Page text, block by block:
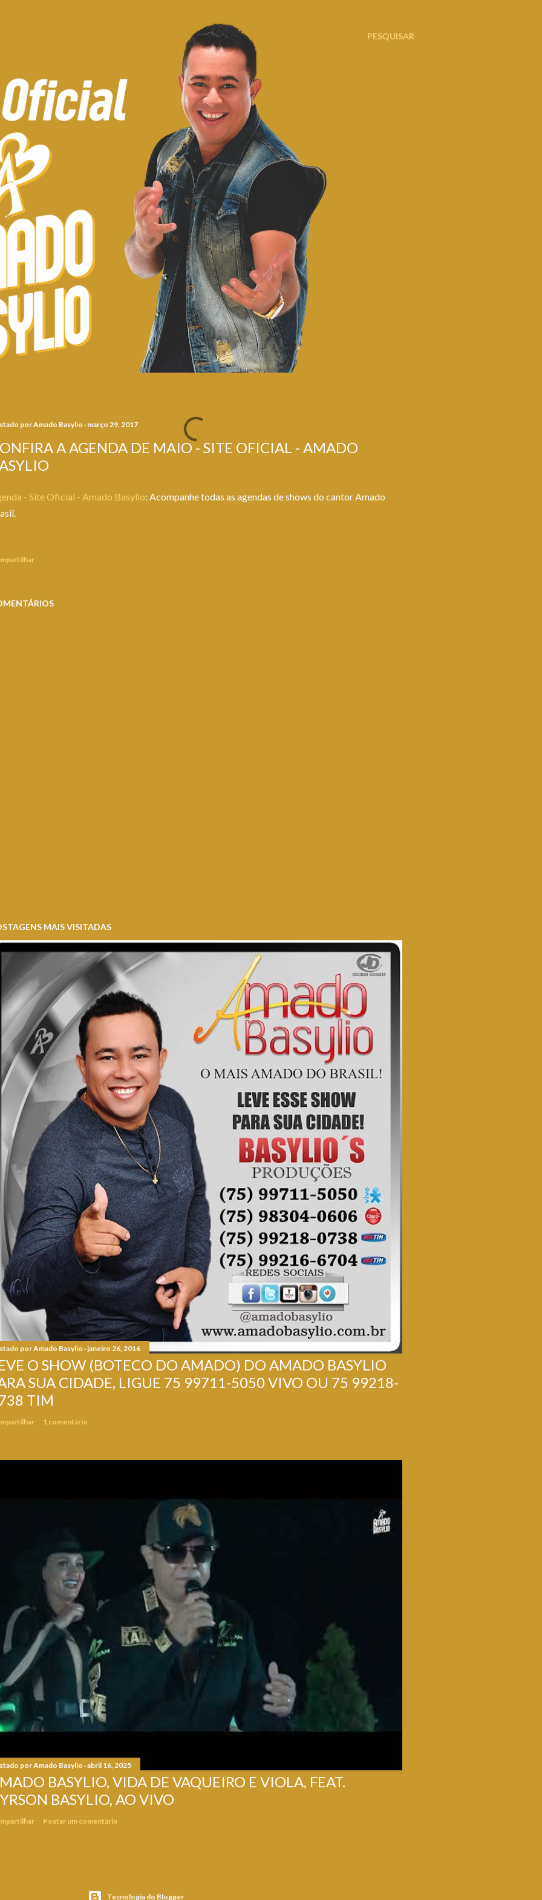
PESQUISAR
porAmado Basylio março 29, 2017
A AGENDA DE MAIO - SITE OFICIAL - AMADO
- Site Oficial - Amado Basylio: Acompanhe todas as agendas de shows do cantor Amado
MAIS VISITADAS
porAmado Basylio janeiro 26, 2016
O SHOW (BOTECO DO AMADO) DO AMADO BASYLIO
SUA CIDADE, LIGUE 75 99711-5050 VIVO OU 75 99218-
TIM
1 comentário
porAmado Basylio abril 16, 2025
BASYLIO, VIDA DE VAQUEIRO E VIOLA, FEAT.
BASYLIO, AO VIVO
Postar um comentário
Tecnologia do Blogger